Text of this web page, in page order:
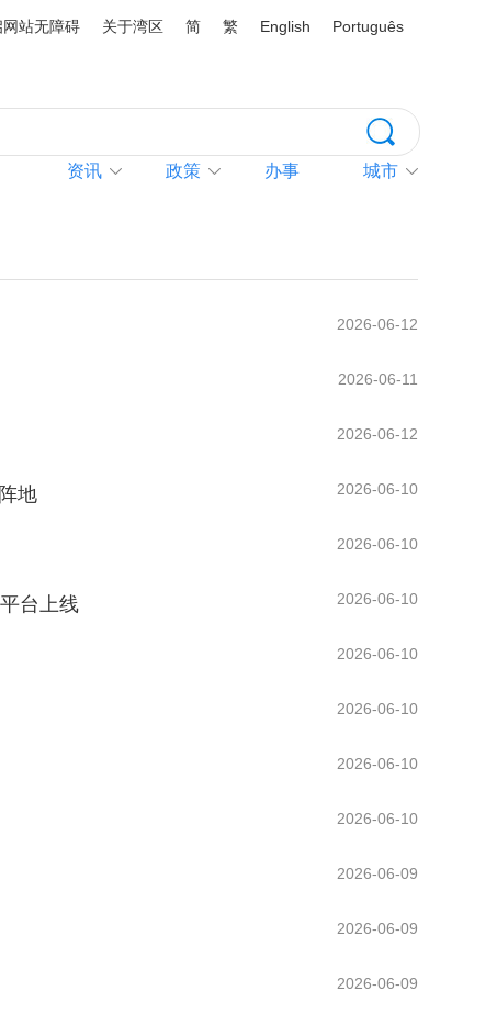
网站无障碍 关于湾区 简 繁 English Português
资讯 政策 办事 城市
2026-06-12
2026-06-11
2026-06-12
地 2026-06-10
2026-06-10
台上线 2026-06-10
2026-06-10
2026-06-10
2026-06-10
2026-06-10
2026-06-09
2026-06-09
2026-06-09